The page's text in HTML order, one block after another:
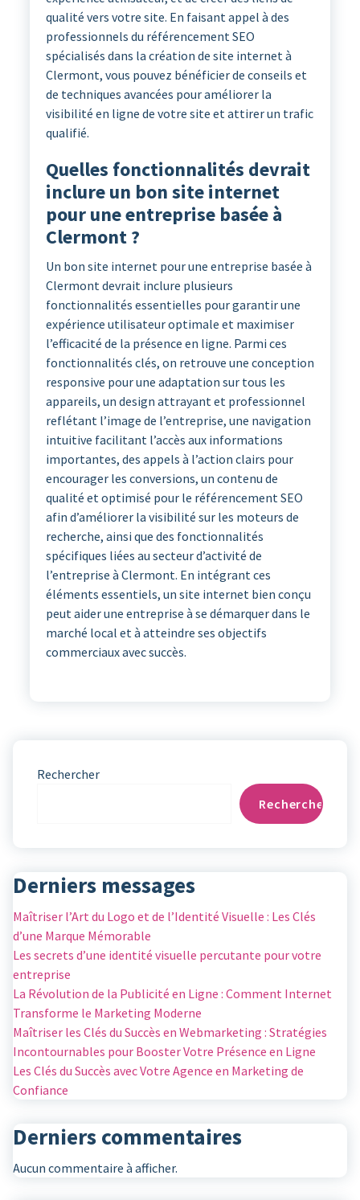
qualité vers votre site. En faisant appel à des
professionnels du référencement SEO
spécialisés dans la création de site internet à
Clermont, vous pouvez bénéficier de conseils et
de techniques avancées pour améliorer la
visibilité en ligne de votre site et attirer un trafic
qualifié.
Quelles fonctionnalités devrait
inclure un bon site internet
pour une entreprise basée à
Clermont ?
Un bon site internet pour une entreprise basée à
Clermont devrait inclure plusieurs
fonctionnalités essentielles pour garantir une
expérience utilisateur optimale et maximiser
l’efficacité de la présence en ligne. Parmi ces
fonctionnalités clés, on retrouve une conception
responsive pour une adaptation sur tous les
appareils, un design attrayant et professionnel
reflétant l’image de l’entreprise, une navigation
intuitive facilitant l’accès aux informations
importantes, des appels à l’action clairs pour
encourager les conversions, un contenu de
qualité et optimisé pour le référencement SEO
afin d’améliorer la visibilité sur les moteurs de
recherche, ainsi que des fonctionnalités
spécifiques liées au secteur d’activité de
l’entreprise à Clermont. En intégrant ces
éléments essentiels, un site internet bien conçu
peut aider une entreprise à se démarquer dans le
marché local et à atteindre ses objectifs
commerciaux avec succès.
Rechercher
Rechercher
Derniers messages
Maîtriser l’Art du Logo et de l’Identité Visuelle : Les Clés
d’une Marque Mémorable
Les secrets d’une identité visuelle percutante pour votre
entreprise
La Révolution de la Publicité en Ligne : Comment Internet
Transforme le Marketing Moderne
Maîtriser les Clés du Succès en Webmarketing : Stratégies
Incontournables pour Booster Votre Présence en Ligne
Les Clés du Succès avec Votre Agence en Marketing de
Confiance
Derniers commentaires
Aucun commentaire à afficher.